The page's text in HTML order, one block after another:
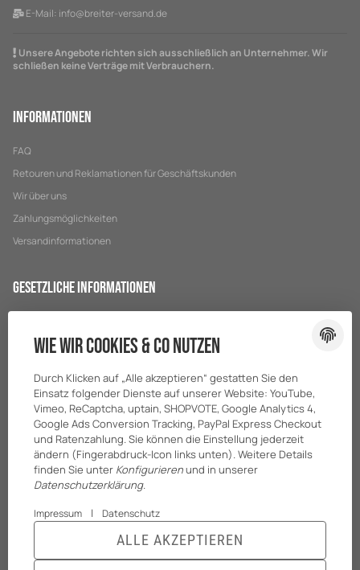
E-Mail: info@breiter-versand.de
Unsere Angebote richten sich ausschließlich an Unternehmer. Wir
schließen keine Verträge mit Verbrauchern.
Informationen
FAQ
Retouren und Reklamationen für Geschäftskunden
Wir über uns
Zahlungsmöglichkeiten
Versandinformationen
Gesetzliche Informationen
Impressum
Batteriegesetzhinweise
Wie wir Cookies & Co nutzen
Durch Klicken auf „Alle akzeptieren“ gestatten Sie den
Einsatz folgender Dienste auf unserer Website: YouTube,
Vimeo, ReCaptcha, uptain, SHOPVOTE, Google Analytics 4,
Google Ads Conversion Tracking, PayPal Express Checkout
und Ratenzahlung. Sie können die Einstellung jederzeit
ändern (Fingerabdruck-Icon links unten). Weitere Details
finden Sie unter Konfigurierenund in unserer
Datenschutzerklärung.
Impressum | Datenschutz
ALLE AKZEPTIEREN